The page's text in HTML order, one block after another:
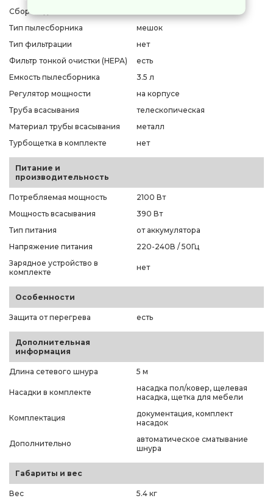
Сбор жидкости
Тип пылесборника
мешок
Тип фильтрации
нет
Фильтр тонкой очистки (HEPA)
есть
Емкость пылесборника
3.5 л
Регулятор мощности
на корпусе
Труба всасывания
телескопическая
Материал трубы всасывания
металл
Турбощетка в комплекте
нет
Питание и
производительность
Потребляемая мощность
2100 Вт
Мощность всасывания
390 Вт
Тип питания
от аккумулятора
Напряжение питания
220-240В / 50Гц
Зарядное устройство в
комплекте
нет
Особенности
Защита от перегрева есть
Дополнительная
информация
Длина сетевого шнура 5 м
Насадки в комплекте
насадка пол/ковер, щелевая
насадка, щетка для мебели
Комплектация
документация, комплект
насадок
Дополнительно
автоматическое сматывание
шнура
Габариты и вес
Вес 5.4 кг